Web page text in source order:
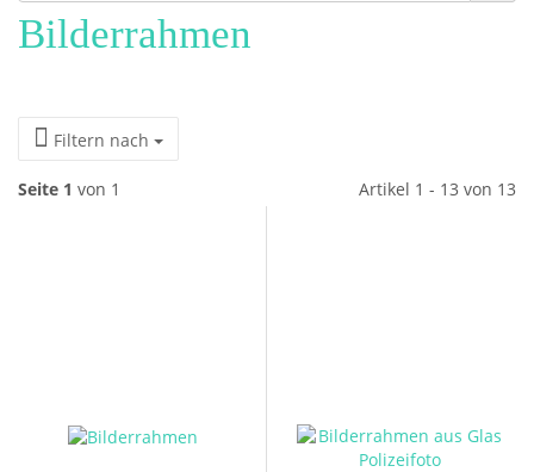
Bilderrahmen
Filtern nach
Seite 1 von 1 Artikel 1 - 13 von 13